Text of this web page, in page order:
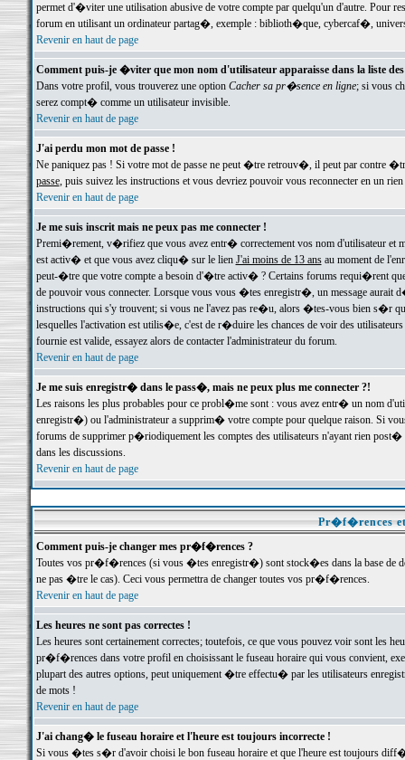
permet d'�viter une utilisation abusive de votre compte par quelqu'un d'autre. Pour
forum en utilisant un ordinateur partag�, exemple : biblioth�que, cybercaf�,
Revenir en haut de page
Comment puis-je �viter que mon nom d'utilisateur apparaisse dans la liste
Dans votre profil, vous trouverez une option Cacher sa pr�sence en ligne; si vous
serez compt� comme un utilisateur invisible.
Revenir en haut de page
J'ai perdu mon mot de passe !
Ne paniquez pas ! Si votre mot de passe ne peut �tre retrouv�, il peut par contre
passe, puis suivez les instructions et vous devriez pouvoir vous reconnecter en un rien
Revenir en haut de page
Je me suis inscrit mais ne peux pas me connecter !
Premi�rement, v�rifiez que vous avez entr� correctement vos nom d'utilisateur
est activ� et que vous avez cliqu� sur le lien J'ai moins de 13 ansau moment de
peut-�tre que votre compte a besoin d'�tre activ� ? Certains forums requi�rent
de pouvoir vous connecter. Lorsque vous vous �tes enregistr�, un message aurait
instructions qui s'y trouvent; si vous ne l'avez pas re�u, alors �tes-vous bien s�r
lesquelles l'activation est utilis�e, c'est de r�duire les chances de voir des
fournie est valide, essayez alors de contacter l'administrateur du forum.
Revenir en haut de page
Je me suis enregistr� dans le pass�, mais ne peux plus me connecter ?!
Les raisons les plus probables pour ce probl�me sont : vous avez entr� un nom
enregistr�) ou l'administrateur a supprim� votre compte pour quelque raison. Si
forums de supprimer p�riodiquement les comptes des utilisateurs n'ayant rien
dans les discussions.
Revenir en haut de page
Pr�f�rences
Comment puis-je changer mes pr�f�rences ?
Toutes vos pr�f�rences (si vous �tes enregistr�) sont stock�es dans la base de
ne pas �tre le cas). Ceci vous permettra de changer toutes vos pr�f�rences.
Revenir en haut de page
Les heures ne sont pas correctes !
Les heures sont certainement correctes; toutefois, ce que vous pouvez voir sont
pr�f�rences dans votre profil en choisissant le fuseau horaire qui vous convient,
plupart des autres options, peut uniquement �tre effectu� par les utilisateurs
de mots !
Revenir en haut de page
J'ai chang� le fuseau horaire et l'heure est toujours incorrecte !
Si vous �tes s�r d'avoir choisi le bon fuseau horaire et que l'heure est toujours